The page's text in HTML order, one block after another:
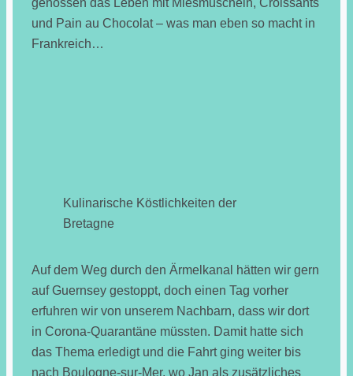
und Pain au Chocolat – was man eben so macht in
Frankreich…
Kulinarische Köstlichkeiten der
Bretagne
Auf dem Weg durch den Ärmelkanal hätten wir gern
auf Guernsey gestoppt, doch einen Tag vorher
erfuhren wir von unserem Nachbarn, dass wir dort
in Corona-Quarantäne müssten. Damit hatte sich
das Thema erledigt und die Fahrt ging weiter bis
nach Boulogne-sur-Mer, wo Jan als zusätzliches